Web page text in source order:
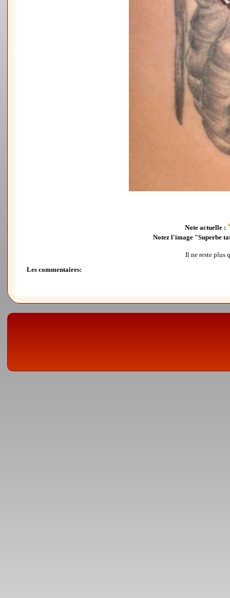
Note actuelle :
Notez l'image "Superbe
Il ne reste plus
Les commentaires: